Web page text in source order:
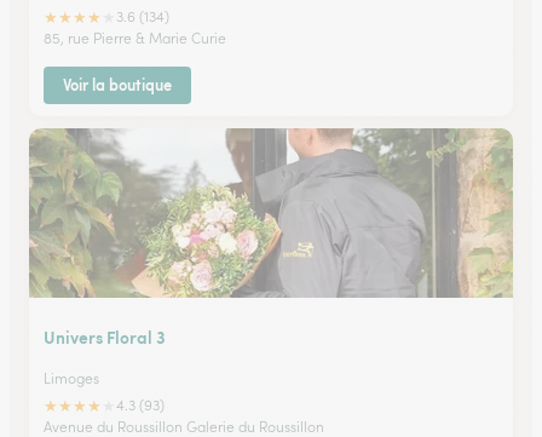
★★★★
3.6 (134)
85, rue Pierre & Marie Curie
Voir la boutique
Univers Floral 3
Limoges
★★★★
4.3 (93)
Avenue du Roussillon Galerie du Roussillon